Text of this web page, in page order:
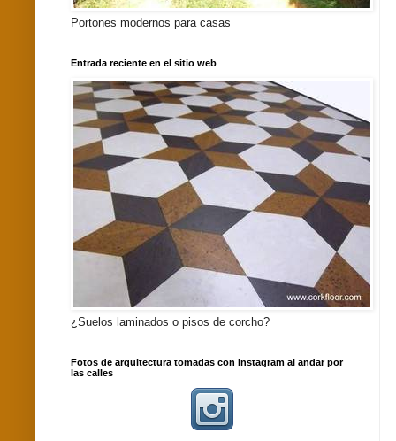
Portones modernos para casas
Entrada reciente en el sitio web
¿Suelos laminados o pisos de corcho?
Fotos de arquitectura tomadas con Instagram al andar por
las calles